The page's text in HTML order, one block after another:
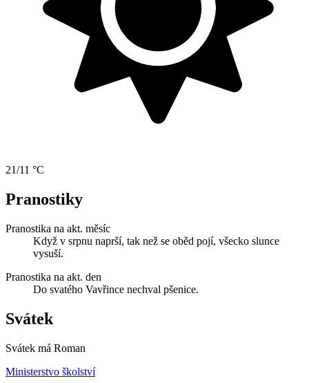
21/11 °C
Pranostiky
Pranostika na akt. měsíc
Když v srpnu naprší, tak než se oběd pojí, všecko slunce
vysuší.
Pranostika na akt. den
Do svatého Vavřince nechval pšenice.
Svátek
Svátek má Roman
Ministerstvo školství